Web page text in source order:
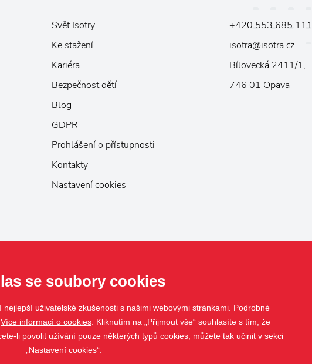
Svět Isotry
Ke stažení
Kariéra
Bezpečnost dětí
Blog
GDPR
Prohlášení o přístupnosti
Kontakty
Nastavení cookies
+420 553 685 111
isotra@isotra.cz
Bílovecká 2411/1,
746 01 Opava
se soubory cookies
uživatelské zkušenosti s našimi webovými stránkami. Podrobné
Více informací o cookies . Kliknutím na „Přijmout vše“ souhlasíte s tím, že
li povolit užívání pouze některých typů cookies, můžete tak učinit v sekci
„Nastavení cookies“.